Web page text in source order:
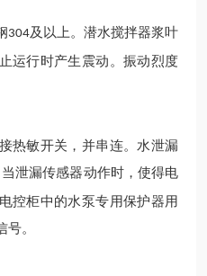
304及以上。潜水搅拌器浆叶
运行时产生震动。振动烈度
热敏开关，并串连。水泄漏
泄漏传感器动作时，使得电
控柜中的水泵专用保护器用
。